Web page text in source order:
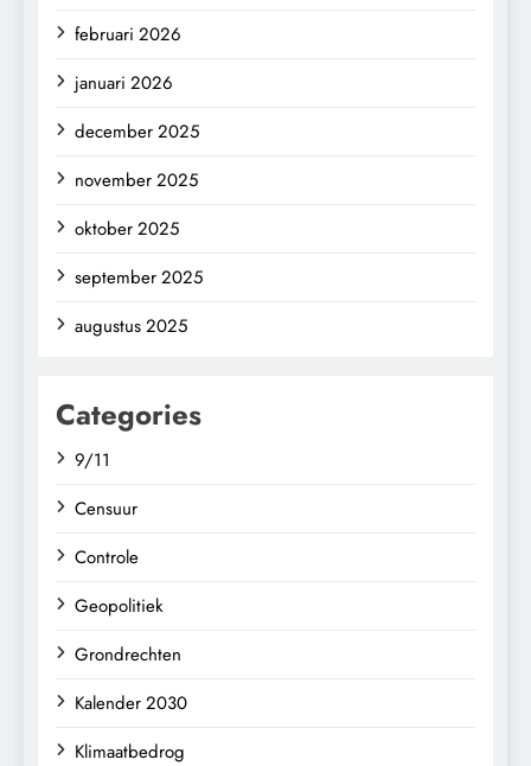
februari 2026
januari 2026
december 2025
november 2025
oktober 2025
september 2025
augustus 2025
Categories
9/11
Censuur
Controle
Geopolitiek
Grondrechten
Kalender 2030
Klimaatbedrog